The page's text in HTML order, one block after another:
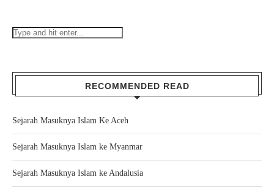
RECOMMENDED READ
Sejarah Masuknya Islam Ke Aceh
Sejarah Masuknya Islam ke Myanmar
Sejarah Masuknya Islam ke Andalusia